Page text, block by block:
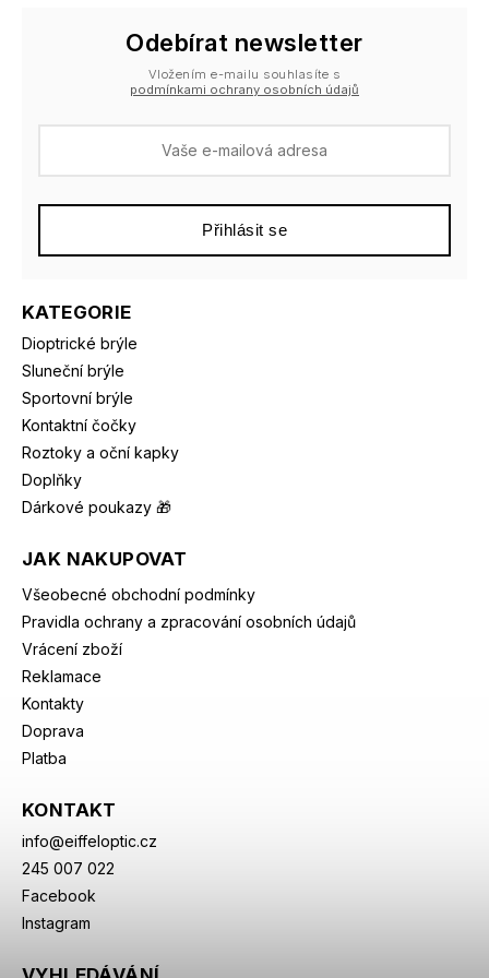
KATEGORIE
Dioptrické brýle
Sluneční brýle
Sportovní brýle
Kontaktní čočky
Roztoky a oční kapky
Doplňky
Dárkové poukazy 🎁
JAK NAKUPOVAT
Všeobecné obchodní podmínky
Pravidla ochrany a zpracování osobních údajů
Vrácení zboží
Reklamace
Kontakty
Doprava
Platba
KONTAKT
info@eiffeloptic.cz
245 007 022
Facebook
Instagram
Odebírat newsletter
Vložením e-mailu souhlasíte s
podmínkami ochrany osobních údajů
Přihlásit se